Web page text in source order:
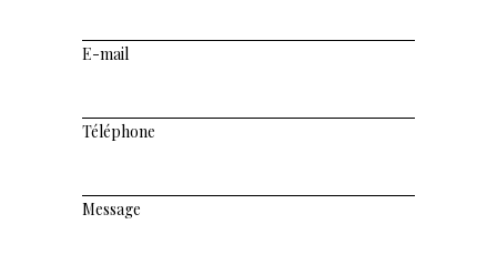
E-mail
Téléphone
Message